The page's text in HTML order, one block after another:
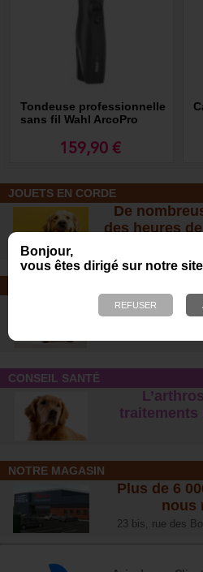
Bonjour,
vous êtes dirigé sur notre
Tondeuse professionnelle
sans fil Wahl ArcoPro
159,90 €
JOUETS EN CORDE
De
des heures
Tout pour
CONSEIL SANTÉ
traitements
NOTRE MAGASIN
Plus de 6
nous
23 bis, rue des